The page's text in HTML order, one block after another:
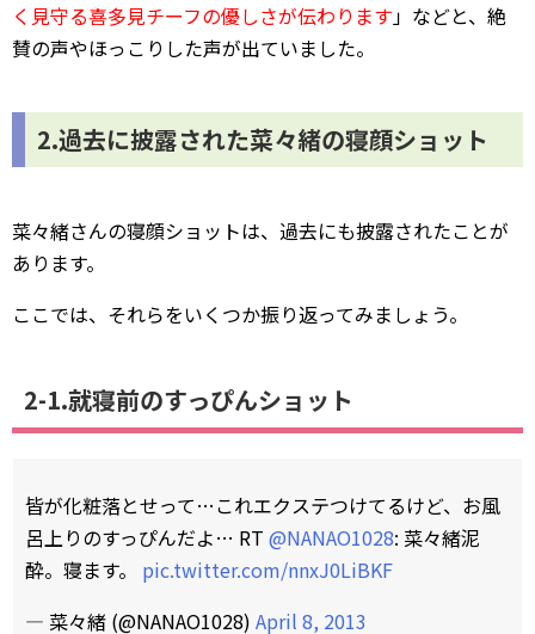
く見守る喜多見チーフの優しさが伝わります」などと、絶
賛の声やほっこりした声が出ていました。
2.過去に披露された菜々緒の寝顔ショット
菜々緒さんの寝顔ショットは、過去にも披露されたことが
あります。
ここでは、それらをいくつか振り返ってみましょう。
2-1.就寝前のすっぴんショット
皆が化粧落とせって…これエクステつけてるけど、お風
呂上りのすっぴんだよ… RT @NANAO1028: 菜々緒泥
酔。寝ます。 pic.twitter.com/nnxJ0LiBKF
— 菜々緒 (@NANAO1028) April 8, 2013